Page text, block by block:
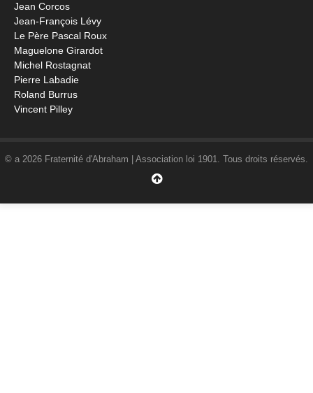
Jean Corcos
Jean-François Lévy
Le Père Pascal Roux
Maguelone Girardot
Michel Rostagnat
Pierre Labadie
Roland Burrus
Vincent Pilley
© a 2026 Fraternité d'Abraham | Association loi 1901. Tous droits réservés.